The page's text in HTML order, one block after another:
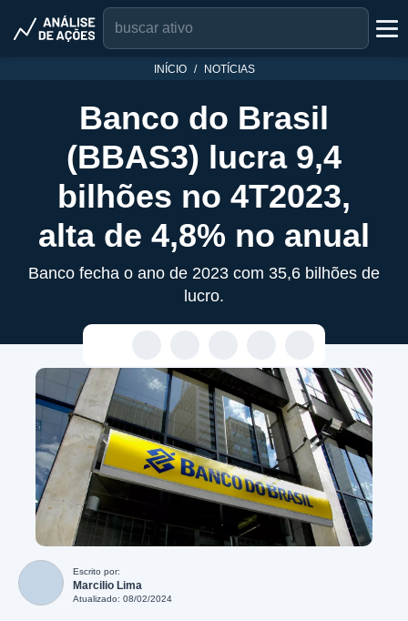
INÍCIO NOTÍCIAS
Banco do Brasil
(BBAS3) lucra 9,4
bilhões no 4T2023,
alta de 4,8% no anual
Banco fecha o ano de 2023 com 35,6 bilhões de
lucro.
Escrito por:
Marcilio Lima
Atualizado: 08/02/2024